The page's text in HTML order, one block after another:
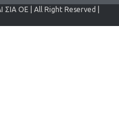
ΟΕ | All Right Reserved |